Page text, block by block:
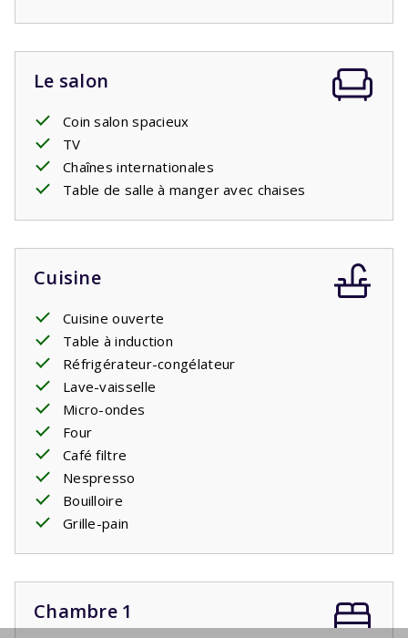
toilettes.
endroit agréable pour manger ensemble, lire un livre ou
rechercher un peu d
ombre lors des journées chaudes.
Autour du jardin, les arbres et les arbustes offrent des
coins abrités, afin que vous puissiez à tout moment de la
journée choisir entre soleil et ombre.
Le salon
Coin salon spacieux
TV
Chaînes internationales
Table de salle à manger avec chaises
Cuisine
Cuisine ouverte
Table à induction
Réfrigérateur-congélateur
Lave-vaisselle
Micro-ondes
Four
Café filtre
Nespresso
Bouilloire
Grille-pain
Chambre 1